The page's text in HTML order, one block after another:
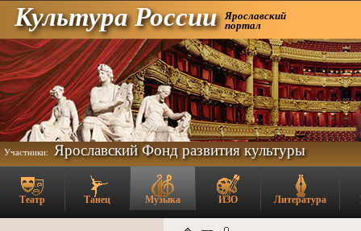
Культура России Ярославский
портал
Участники: Ярославский Фонд развития культуры
Театр Танец Музыка ИЗО Литература